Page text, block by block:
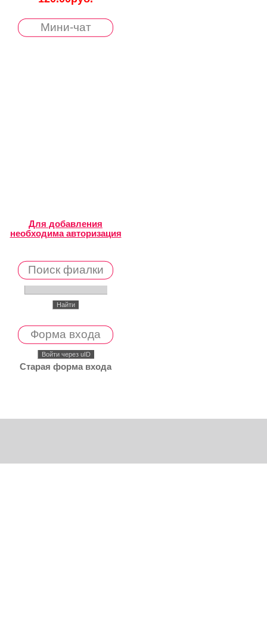
Мини-чат
Для добавления
необходима авторизация
Поиск фиалки
Форма входа
Войти через uID
Старая форма входа